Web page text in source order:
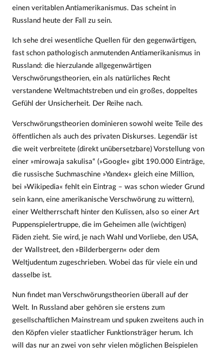
einen veritablen Antiamerikanismus. Das scheint in
Russland heute der Fall zu sein.
Ich sehe drei wesentliche Quellen für den gegenwärtigen,
fast schon pathologisch anmutenden Antiamerikanismus in
Russland: die hierzulande allgegenwärtigen
Verschwörungstheorien, ein als natürliches Recht
verstandene Weltmachtstreben und ein großes, doppeltes
Gefühl der Unsicherheit. Der Reihe nach.
Verschwörungstheorien dominieren sowohl weite Teile des
öffentlichen als auch des privaten Diskurses. Legendär ist
die weit verbreitete (direkt unübersetzbare) Vorstellung von
einer »mirowaja sakulisa“ (»Google« gibt 190.000 Einträge,
die russische Suchmaschine »Yandex« gleich eine Million,
bei »Wikipedia« fehlt ein Eintrag – was schon wieder Grund
sein kann, eine amerikanische Verschwörung zu wittern),
einer Weltherrschaft hinter den Kulissen, also so einer Art
Puppenspielertruppe, die im Geheimen alle (wichtigen)
Fäden zieht. Sie wird, je nach Wahl und Vorliebe, den USA,
der Wallstreet, den »Bilderbergern« oder dem
Weltjudentum zugeschrieben. Wobei das für viele ein und
dasselbe ist.
Nun findet man Verschwörungstheorien überall auf der
Welt. In Russland aber gehören sie erstens zum
gesellschaftlichen Mainstream und spuken zweitens auch in
den Köpfen vieler staatlicher Funktionsträger herum. Ich
will das nur an zwei von sehr vielen möglichen Beispielen